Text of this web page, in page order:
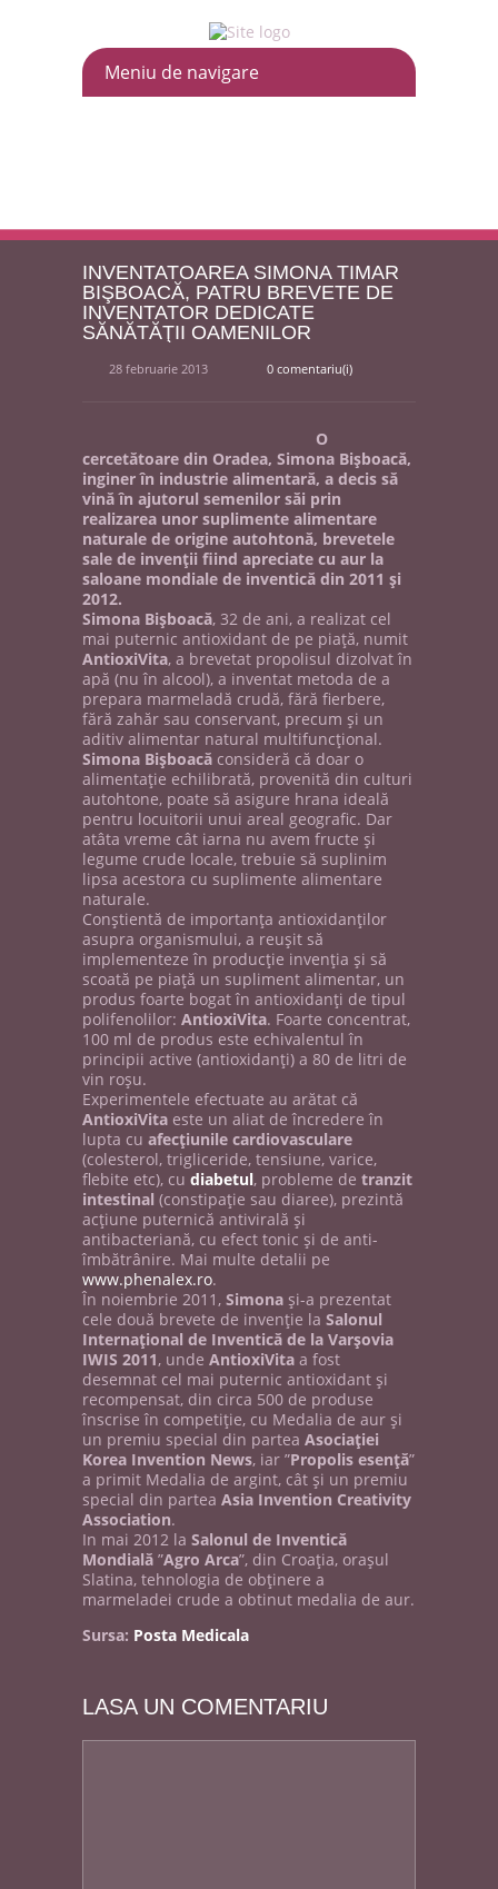
INVENTATOAREA SIMONA TIMAR
BIŞBOACĂ, PATRU BREVETE DE
INVENTATOR DEDICATE
SĂNĂTĂŢII OAMENILOR
28 februarie 2013 0 comentariu(i)
O
cercetătoare din Oradea, Simona Bişboacă,
inginer în industrie alimentară, a decis să
vină în ajutorul semenilor săi prin
realizarea unor suplimente alimentare
naturale de origine autohtonă, brevetele
sale de invenţii fiind apreciate cu aur la
saloane mondiale de inventică din 2011 şi
2012.
Simona Bişboacă, 32 de ani, a realizat cel
mai puternic antioxidant de pe piaţă, numit
AntioxiVita, a brevetat propolisul dizolvat în
apă (nu în alcool), a inventat metoda de a
prepara marmeladă crudă, fără fierbere,
fără zahăr sau conservant, precum şi un
aditiv alimentar natural multifuncţional.
Simona Bişboacă consideră că doar o
alimentaţie echilibrată, provenită din culturi
autohtone, poate să asigure hrana ideală
pentru locuitorii unui areal geografic. Dar
atâta vreme cât iarna nu avem fructe şi
legume crude locale, trebuie să suplinim
lipsa acestora cu suplimente alimentare
naturale.
Conştientă de importanţa antioxidanţilor
asupra organismului, a reuşit să
implementeze în producţie invenţia şi să
scoată pe piaţă un supliment alimentar, un
produs foarte bogat în antioxidanţi de tipul
polifenolilor: AntioxiVita. Foarte concentrat,
100 ml de produs este echivalentul în
principii active (antioxidanţi) a 80 de litri de
vin roşu.
Experimentele efectuate au arătat că
AntioxiVita este un aliat de încredere în
lupta cu afecţiunile cardiovasculare
(colesterol, trigliceride, tensiune, varice,
flebite etc), cu diabetul, probleme de tranzit
intestinal (constipaţie sau diaree), prezintă
acţiune puternică antivirală şi
antibacteriană, cu efect tonic şi de anti-
îmbătrânire. Mai multe detalii pe
www.phenalex.ro.
În noiembrie 2011, Simona şi-a prezentat
cele două brevete de invenţie la Salonul
Internaţional de Inventică de la Varşovia
IWIS 2011, unde AntioxiVita a fost
desemnat cel mai puternic antioxidant şi
recompensat, din circa 500 de produse
înscrise în competiţie, cu Medalia de aur şi
un premiu special din partea Asociaţiei
Korea Invention News, iar ”Propolis esenţă”
a primit Medalia de argint, cât şi un premiu
special din partea Asia Invention Creativity
Association.
In mai 2012 la Salonul de Inventică
Mondială ”Agro Arca”, din Croaţia, oraşul
Slatina, tehnologia de obţinere a
marmeladei crude a obtinut medalia de aur.
Sursa: Posta Medicala
LASA UN COMENTARIU